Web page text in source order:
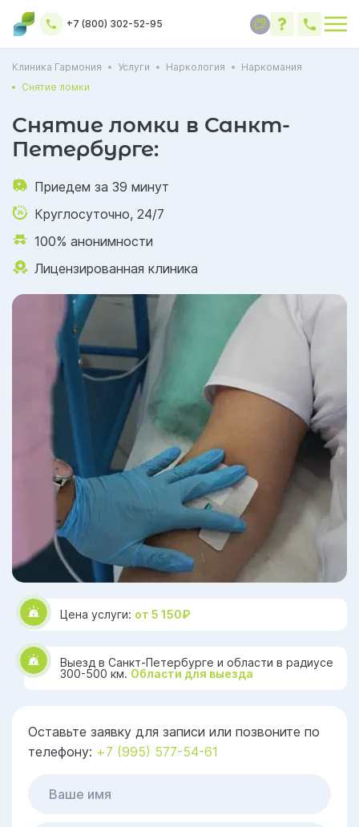
+7 (800) 302-52-95
Клиника Гармония Услуги Наркология
Наркомания
Снятие ломки
Цена услуги: от 5 150₽
Выезд в Санкт-Петербурге и области в радиусе
300-500 км. Области для выезда
Оставьте заявку для записи или позвоните по
телефону: +7 (995) 577-54-61
Снятие ломки в Санкт-
Петербурге:
Приедем за 39 минут
Круглосуточно, 24/7
100% анонимности
Лицензированная клиника